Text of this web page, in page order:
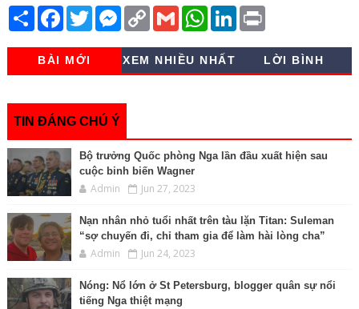
S
r
e
F
e
b
o
k
T
w
t
e
M
s
e
n
e
C
y
L
i
G
m
i
l
W
t
s
A
L
k
d
P
n
t
BÀI MỚI XEM NHIỀU NHẤT LỜI BÌNH
TIN ĐÁNG CHÚ Ý
Bộ trưởng Quốc phòng Nga lần đầu xuất hiện sau
cuộc binh biến Wagner
Admin Jun 27, 2023
Nạn nhân nhỏ tuổi nhất trên tàu lặn Titan: Suleman
“sợ chuyến đi, chỉ tham gia để làm hài lòng cha”
Admin Jun 24, 2023
Nóng: Nổ lớn ở St Petersburg, blogger quân sự nổi
tiếng Nga thiệt mạng